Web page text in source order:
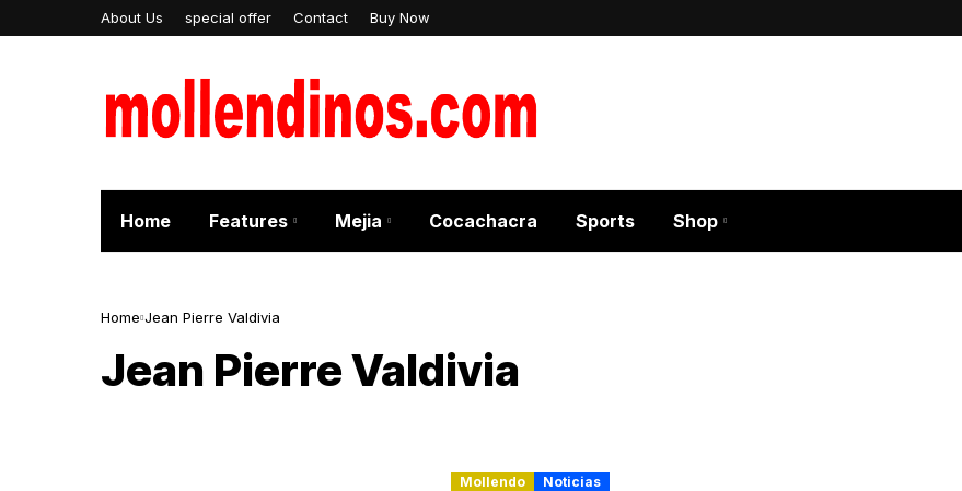
About Us special offer Contact Buy Now
Home Features Mejia Cocachacra Sports Shop
Home Jean Pierre Valdivia
Jean Pierre Valdivia
Mollendo Noticias